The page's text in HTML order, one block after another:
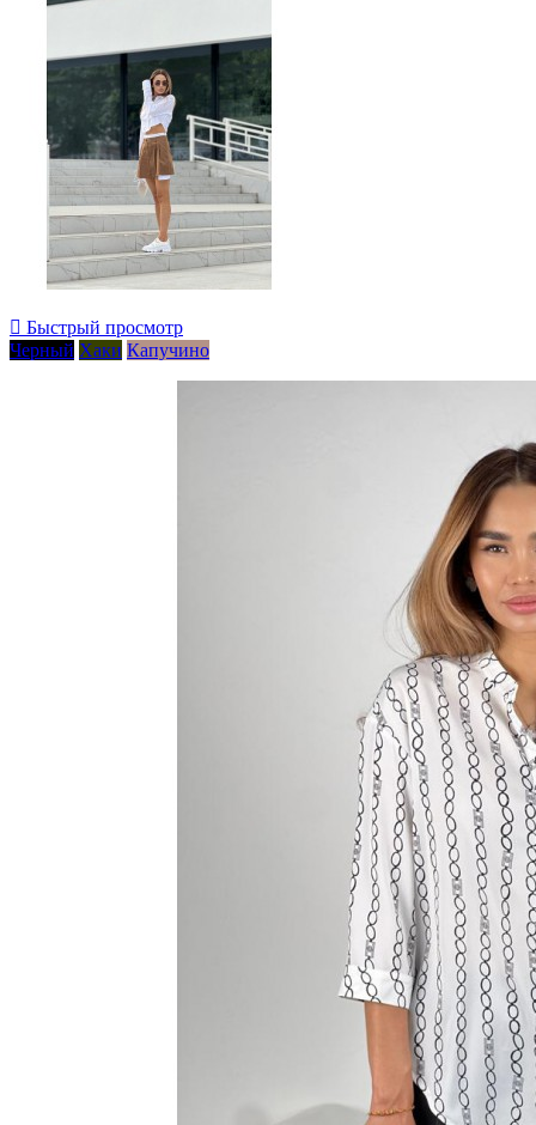
 Быстрый просмотр
Черный Хаки Капучино